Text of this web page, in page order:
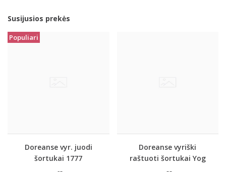
Susijusios prekės
Populiari
Doreanse vyr. juodi
šortukai 1777
Doreanse vyriški
raštuoti šortukai Yog